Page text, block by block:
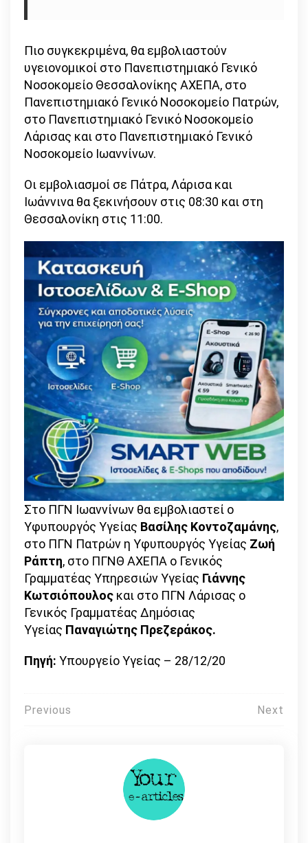
Πιο συγκεκριμένα, θα εμβολιαστούν
υγειονομικοί στο Πανεπιστημιακό Γενικό
Νοσοκομείο Θεσσαλονίκης ΑΧΕΠΑ, στο
Πανεπιστημιακό Γενικό Νοσοκομείο Πατρών,
στο Πανεπιστημιακό Γενικό Νοσοκομείο
Λάρισας και στο Πανεπιστημιακό Γενικό
Νοσοκομείο Ιωαννίνων.
Οι εμβολιασμοί σε Πάτρα, Λάρισα και
Ιωάννινα θα ξεκινήσουν στις 08:30 και στη
Θεσσαλονίκη στις 11:00.
Στο ΠΓΝ Ιωαννίνων θα εμβολιαστεί ο
Υφυπουργός Υγείας Βασίλης Κοντοζαμάνης,
στο ΠΓΝ Πατρών η Υφυπουργός Υγείας Ζωή
Ράπτη, στο ΠΓΝΘ ΑΧΕΠΑ ο Γενικός
Γραμματέας Υπηρεσιών Υγείας Γιάννης
Κωτσιόπουλος και στο ΠΓΝ Λάρισας ο
Γενικός Γραμματέας Δημόσιας
Υγείας Παναγιώτης Πρεζεράκος.
Πηγή: Υπουργείο Υγείας – 28/12/20
Πλοήγηση
Previous Next